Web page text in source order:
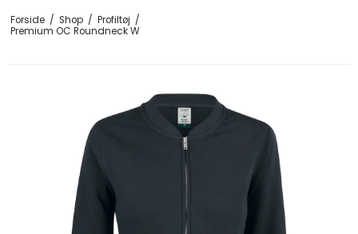
Forside / Shop / Profiltøj /
Premium OC Roundneck W